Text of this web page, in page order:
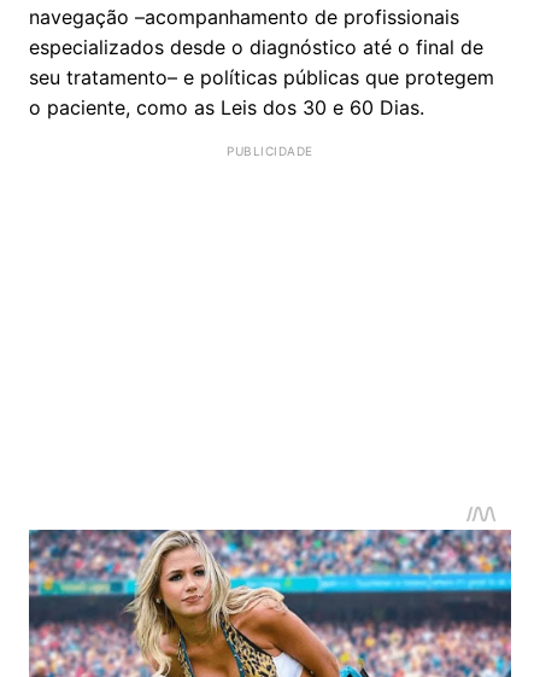
navegação –acompanhamento de profissionais
especializados desde o diagnóstico até o final de
seu tratamento– e políticas públicas que protegem
o paciente, como as Leis dos 30 e 60 Dias.